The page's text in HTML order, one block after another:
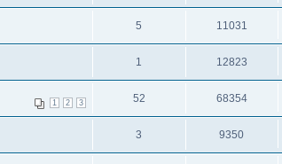
5 11031
1 12823
1 2 3 52 68354
3 9350